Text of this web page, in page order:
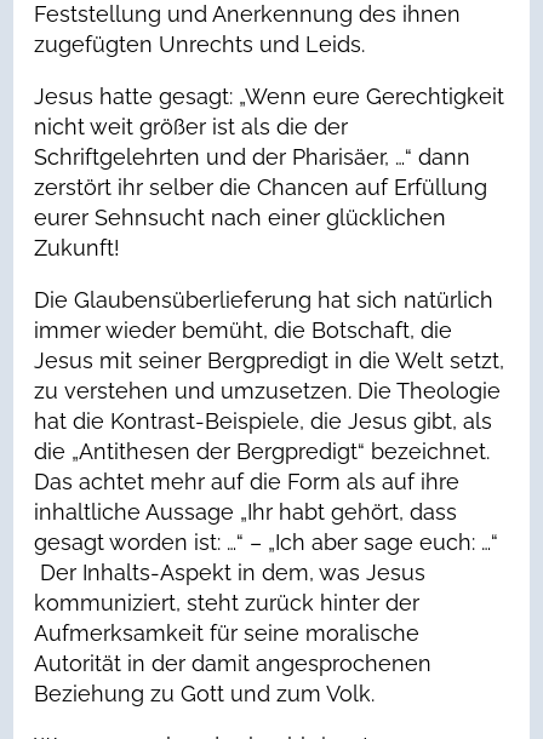
Feststellung und Anerkennung des ihnen
zugefügten Unrechts und Leids.
Jesus hatte gesagt: „Wenn eure Gerechtigkeit
nicht weit größer ist als die der
Schriftgelehrten und der Pharisäer, …“ dann
zerstört ihr selber die Chancen auf Erfüllung
eurer Sehnsucht nach einer glücklichen
Zukunft!
Die Glaubensüberlieferung hat sich natürlich
immer wieder bemüht, die Botschaft, die
Jesus mit seiner Bergpredigt in die Welt setzt,
zu verstehen und umzusetzen. Die Theologie
hat die Kontrast-Beispiele, die Jesus gibt, als
die „Antithesen der Bergpredigt“ bezeichnet.
Das achtet mehr auf die Form als auf ihre
inhaltliche Aussage „Ihr habt gehört, dass
gesagt worden ist: …“ – „Ich aber sage euch: …“
Der Inhalts-Aspekt in dem, was Jesus
kommuniziert, steht zurück hinter der
Aufmerksamkeit für seine moralische
Autorität in der damit angesprochenen
Beziehung zu Gott und zum Volk.